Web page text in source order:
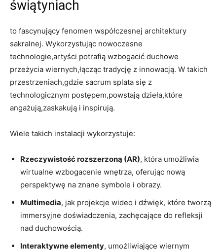
świątyniach
to fascynujący fenomen współczesnej ⁤architektury
sakralnej. Wykorzystując nowoczesne
technologie,artyści potrafią ⁣wzbogacić duchowe
przeżycia wiernych,łącząc tradycję z innowacją. W ⁤takich
przestrzeniach,gdzie sacrum splata ‌się z
technologicznym postępem,powstają dzieła,które
angażują,zaskakują i inspirują.
Wiele⁢ takich instalacji wykorzystuje:
Rzeczywistość rozszerzoną (AR), ‌która umożliwia
wirtualne wzbogacenie wnętrza, oferując ​nową
⁣perspektywę na​ znane symbole i obrazy.
Multimedia, jak projekcje wideo i dźwięk,⁣ które tworzą
immersyjne⁢ doświadczenia,⁢ zachęcające ‌do refleksji
nad ‍duchowością.
Interaktywne ⁤elementy, umożliwiające ​wiernym‌